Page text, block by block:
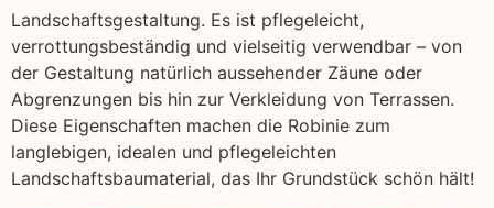
Landschaftsgestaltung. Es ist pflegeleicht,
verrottungsbeständig und vielseitig verwendbar – von
der Gestaltung natürlich aussehender Zäune oder
Abgrenzungen bis hin zur Verkleidung von Terrassen.
Diese Eigenschaften machen die Robinie zum
langlebigen, idealen und pflegeleichten
Landschaftsbaumaterial, das Ihr Grundstück schön hält!